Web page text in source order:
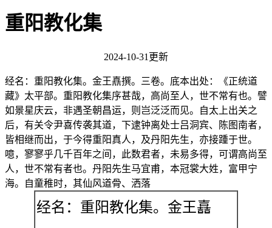
重阳教化集
2024-10-31更新
经名：重阳教化集。金王嚞撰。三卷。底本出处：《正统道
藏》太平部。重阳教化集序甚哉，高尚至人，世不常有也。譬
如景星庆云，非遇圣朝昌运，则岂泛泛而见。自太上出关之
后，有关令尹喜传袭其道，下逮钟离处士吕洞宾、陈图南者，
皆相继而出，于今得重阳真人，及丹阳先生，亦接踵于世。
噫，寥寥乎几千百年之间，此数君者，未易多得，可谓高尚至
人，世不常有者也。丹阳先生马宜甫，本冠裳大姓，富甲宁
海。自童稚时，其仙风道骨、洒落
经名：重阳教化集。金王嚞